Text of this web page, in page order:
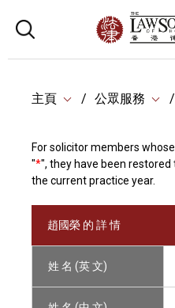
主頁 公眾服務
For solicitor members
"*", they have been
the current practice year.
趙國榮 的 詳 情
姓 名 (英 文)